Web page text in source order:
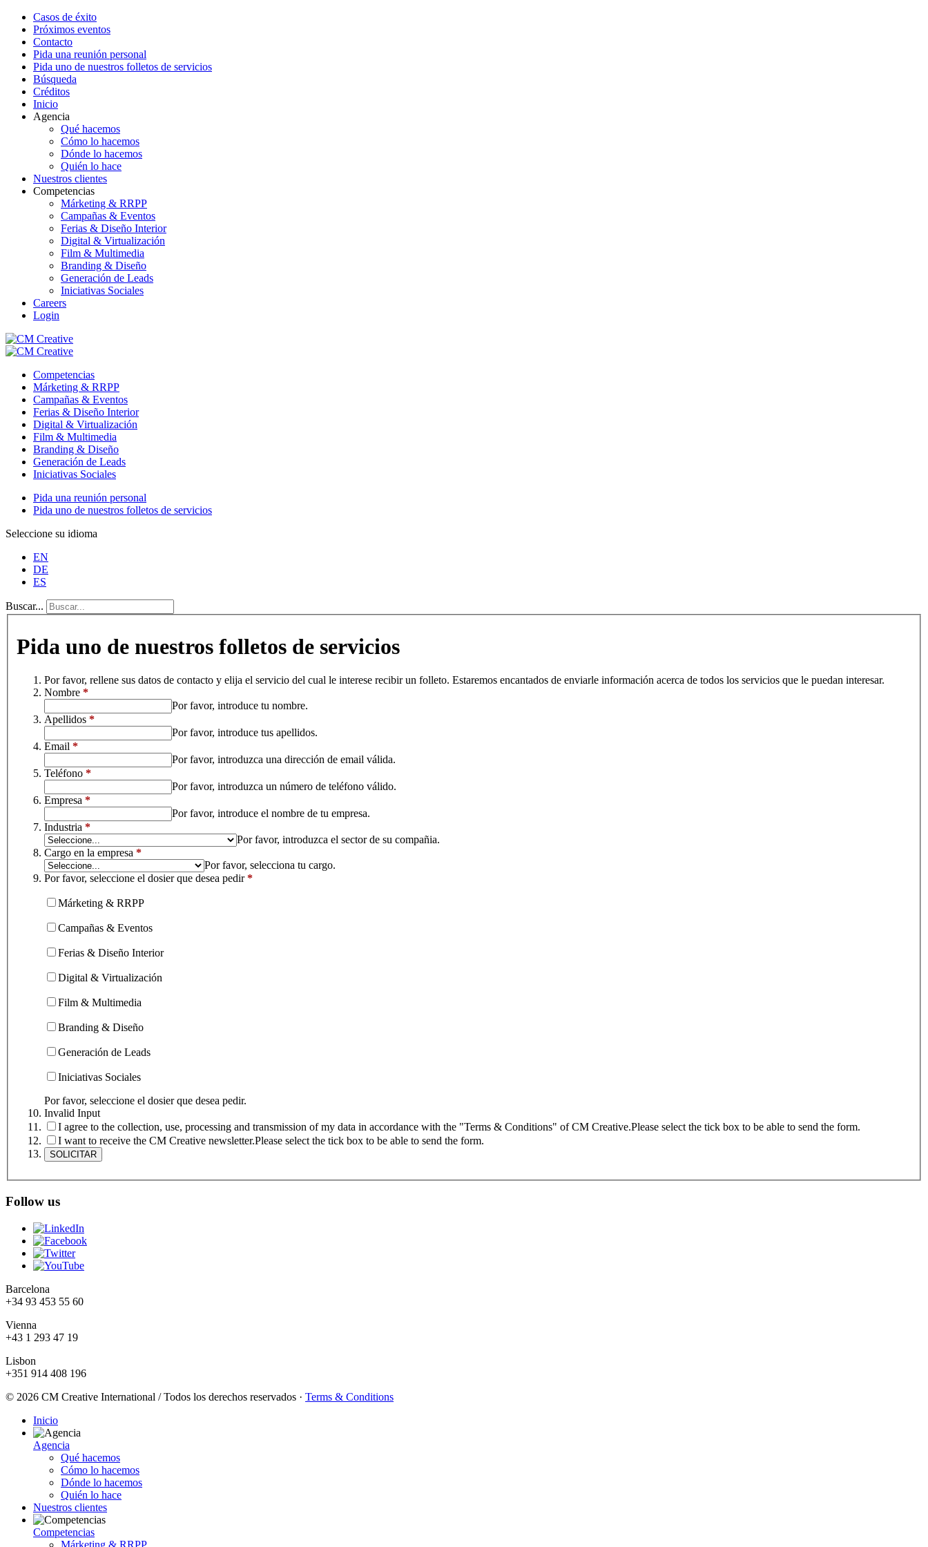
Casos de éxito
Próximos eventos
Contacto
Pida una reunión personal
Pida uno de nuestros folletos de servicios
Búsqueda
Créditos
Inicio
Agencia
Qué hacemos
Cómo lo hacemos
Dónde lo hacemos
Quién lo hace
Nuestros clientes
Competencias
Márketing & RRPP
Campañas & Eventos
Ferias & Diseño Interior
Digital & Virtualización
Film & Multimedia
Branding & Diseño
Generación de Leads
Iniciativas Sociales
Careers
Login
Competencias
Márketing & RRPP
Campañas & Eventos
Ferias & Diseño Interior
Digital & Virtualización
Film & Multimedia
Branding & Diseño
Generación de Leads
Iniciativas Sociales
Pida una reunión personal
Pida uno de nuestros folletos de servicios
Seleccione su idioma
EN
DE
ES
Buscar...
Pida uno de nuestros folletos de servicios
Por favor, rellene sus datos de contacto y elija el servicio del cual le interese recibir un folleto. Estaremos encantados de enviarle información acerca de todos los servicios que le puedan interesar.
Nombre *
Por favor, introduce tu nombre.
Apellidos *
Por favor, introduce tus apellidos.
Email *
Por favor, introduzca una dirección de email válida.
Teléfono *
Por favor, introduzca un número de teléfono válido.
Empresa *
Por favor, introduce el nombre de tu empresa.
Industria *
Por favor, introduzca el sector de su compañia.
Cargo en la empresa *
Por favor, selecciona tu cargo.
Por favor, seleccione el dosier que desea pedir*
Márketing & RRPP
Campañas & Eventos
Ferias & Diseño Interior
Digital & Virtualización
Film & Multimedia
Branding & Diseño
Generación de Leads
Iniciativas Sociales
Por favor, seleccione el dosier que desea pedir.
Invalid Input
I agree to the collection, use, processing and transmission of my data in accordance with the "Terms & Conditions" of CM Creative.Please select the tick box to be able to send the form.
I want to receive the CM Creative newsletter.Please select the tick box to be able to send the form.
Follow us
Barcelona
+34 93 453 55 60
Vienna
+43 1 293 47 19
Lisbon
+351 914 408 196
© 2026 CM Creative International / Todos los derechos reservados · Terms & Conditions
Inicio
Agencia
Qué hacemos
Cómo lo hacemos
Dónde lo hacemos
Quién lo hace
Nuestros clientes
Competencias
Márketing & RRPP